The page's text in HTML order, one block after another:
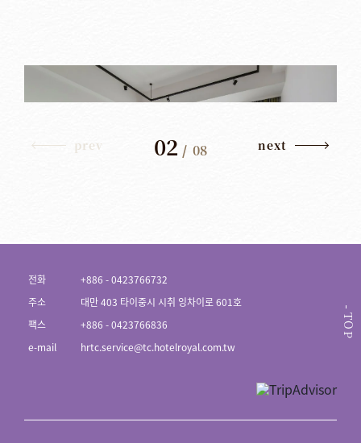
prev 02 /08 next
TOP
전화
+886 - 0423766732
주소
대만 403 타이중시 시취 잉차이로 601호
팩스
+886 - 0423766836
e-mail
hrtc.service@tc.hotelroyal.com.tw